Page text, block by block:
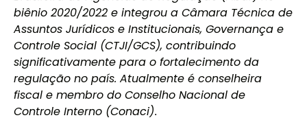
biênio 2020/2022 e integrou a Câmara Técnica de
Assuntos Jurídicos e Institucionais, Governança e
Controle Social (CTJI/GCS), contribuindo
significativamente para o fortalecimento da
regulação no país. Atualmente é conselheira
fiscal e membro do Conselho Nacional de
Controle Interno (Conaci).